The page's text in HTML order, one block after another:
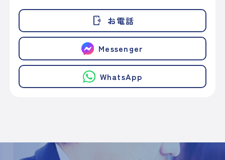
phonelink_ring お電話
Messenger
WhatsApp